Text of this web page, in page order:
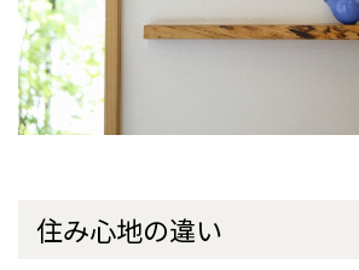
住み心地の違い